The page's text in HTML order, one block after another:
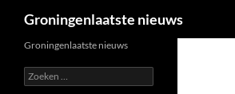
Groningenlaatste nieuws
Groningenlaatste nieuws
Zoeken
naar: